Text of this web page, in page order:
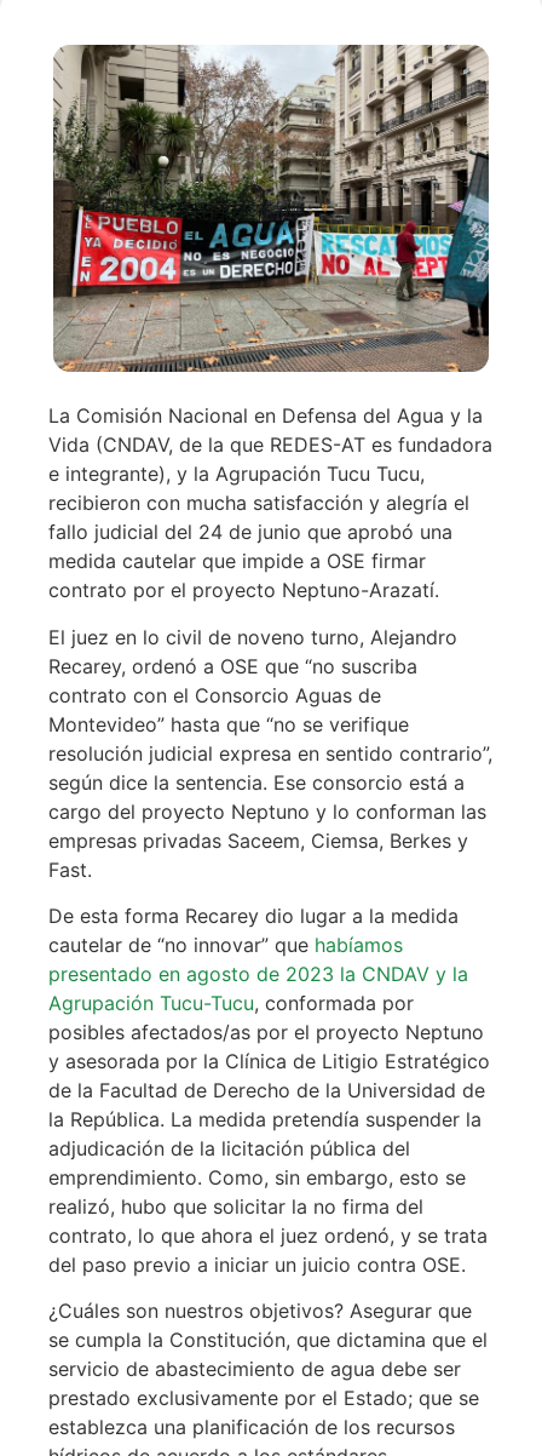
La Comisión Nacional en Defensa del Agua y la
Vida (CNDAV, de la que REDES-AT es fundadora
e integrante), y la Agrupación Tucu Tucu,
recibieron con mucha satisfacción y alegría el
fallo judicial del 24 de junio que aprobó una
medida cautelar que impide a OSE firmar
contrato por el proyecto Neptuno-Arazatí.
El juez en lo civil de noveno turno, Alejandro
Recarey, ordenó a OSE que “no suscriba
contrato con el Consorcio Aguas de
Montevideo” hasta que “no se verifique
resolución judicial expresa en sentido contrario”,
según dice la sentencia. Ese consorcio está a
cargo del proyecto Neptuno y lo conforman las
empresas privadas Saceem, Ciemsa, Berkes y
Fast.
De esta forma Recarey dio lugar a la medida
cautelar de “no innovar” que habíamos
presentado en agosto de 2023 la CNDAV y la
Agrupación Tucu-Tucu, conformada por
posibles afectados/as por el proyecto Neptuno
y asesorada por la Clínica de Litigio Estratégico
de la Facultad de Derecho de la Universidad de
la República. La medida pretendía suspender la
adjudicación de la licitación pública del
emprendimiento. Como, sin embargo, esto se
realizó, hubo que solicitar la no firma del
contrato, lo que ahora el juez ordenó, y se trata
del paso previo a iniciar un juicio contra OSE.
¿Cuáles son nuestros objetivos? Asegurar que
se cumpla la Constitución, que dictamina que el
servicio de abastecimiento de agua debe ser
prestado exclusivamente por el Estado; que se
establezca una planificación de los recursos